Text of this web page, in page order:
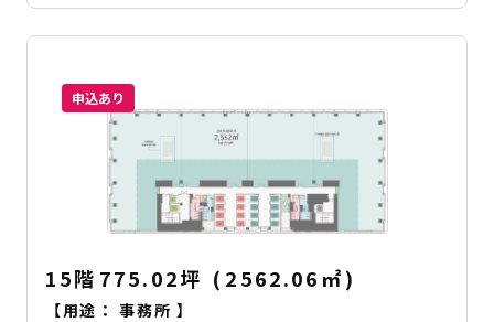
申込あり
15階 775.02坪 ( 2562.06 ㎡)
【用途：事務所 】